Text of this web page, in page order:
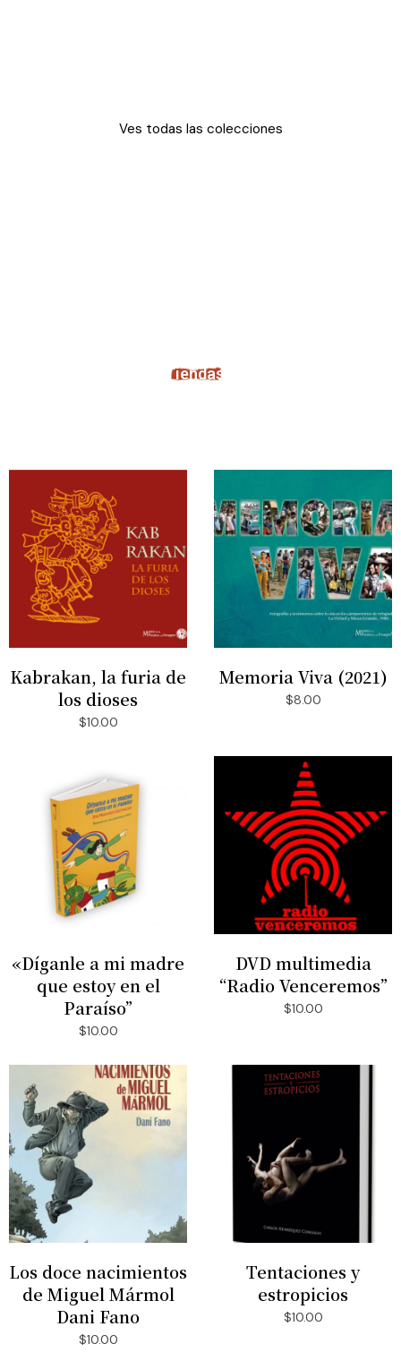
Ves todas las colecciones
Tiendas
AÑADIR AL CARRITO
Kabrakan, la furia de
los dioses
$10.00
AÑADIR AL CARRITO
Memoria Viva (2021)
$8.00
AÑADIR AL CARRITO
«Díganle a mi madre
que estoy en el
Paraíso”
$10.00
AÑADIR AL CARRITO
DVD multimedia
“Radio Venceremos”
$10.00
AÑADIR AL CARRITO
Los doce nacimientos
de Miguel Mármol
Dani Fano
$10.00
AÑADIR AL CARRITO
Tentaciones y
estropicios
$10.00